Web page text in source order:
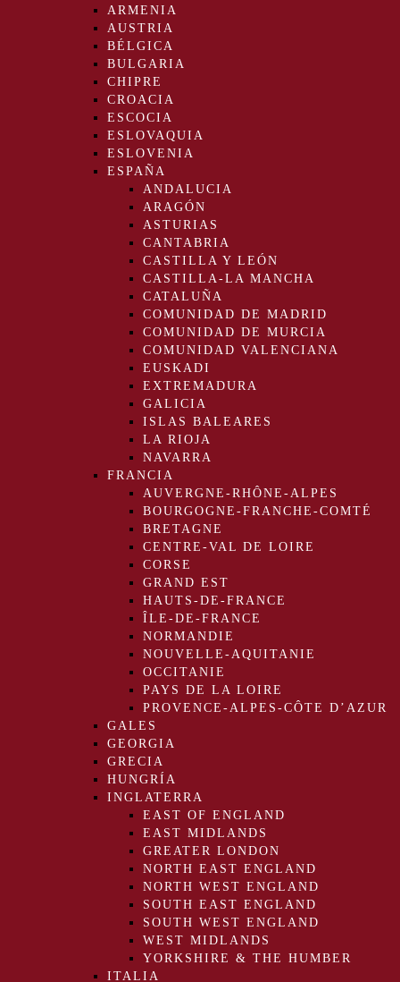
ARMENIA
AUSTRIA
BÉLGICA
BULGARIA
CHIPRE
CROACIA
ESCOCIA
ESLOVAQUIA
ESLOVENIA
ESPAÑA
ANDALUCIA
ARAGÓN
ASTURIAS
CANTABRIA
CASTILLA Y LEÓN
CASTILLA-LA MANCHA
CATALUÑA
COMUNIDAD DE MADRID
COMUNIDAD DE MURCIA
COMUNIDAD VALENCIANA
EUSKADI
EXTREMADURA
GALICIA
ISLAS BALEARES
LA RIOJA
NAVARRA
FRANCIA
AUVERGNE-RHÔNE-ALPES
BOURGOGNE-FRANCHE-COMTÉ
BRETAGNE
CENTRE-VAL DE LOIRE
CORSE
GRAND EST
HAUTS-DE-FRANCE
ÎLE-DE-FRANCE
NORMANDIE
NOUVELLE-AQUITANIE
OCCITANIE
PAYS DE LA LOIRE
PROVENCE-ALPES-CÔTE D’AZUR
GALES
GEORGIA
GRECIA
HUNGRÍA
INGLATERRA
EAST OF ENGLAND
EAST MIDLANDS
GREATER LONDON
NORTH EAST ENGLAND
NORTH WEST ENGLAND
SOUTH EAST ENGLAND
SOUTH WEST ENGLAND
WEST MIDLANDS
YORKSHIRE & THE HUMBER
ITALIA